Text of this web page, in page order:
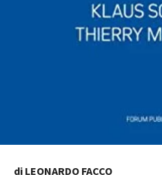
di LEONARDO FACCO